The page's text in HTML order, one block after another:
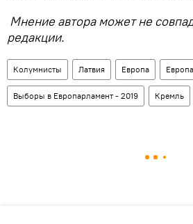
Мнение автора может не
редакции.
Колумнисты Латвия Европа
Выборы в Европарламент - 2019 Кремль